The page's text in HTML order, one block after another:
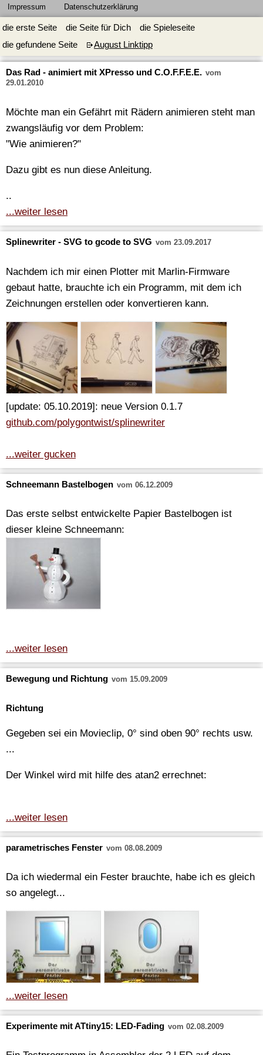
Impressum Datenschutzerklärung
die erste Seite die Seite für Dich
die Spieleseite
die gefundene Seite
August Linktipp
Das Rad - animiert mit XPresso und C.O.F.F.E.E. vom
29.01.2010
Möchte man ein Gefährt mit Rädern animieren steht man
zwangsläufig vor dem Problem:
"Wie animieren?"
Dazu gibt es nun diese Anleitung.
..
...weiter lesen
Splinewriter - SVG to gcode to SVG vom 23.09.2017
Nachdem ich mir einen Plotter mit Marlin-Firmware
gebaut hatte, brauchte ich ein Programm, mit dem ich
Zeichnungen erstellen oder konvertieren kann.
[update: 05.10.2019]: neue Version 0.1.7
github.com/polygontwist/splinewriter
...weiter gucken
Schneemann Bastelbogen vom 06.12.2009
Das erste selbst entwickelte Papier Bastelbogen ist
dieser kleine Schneemann:
...weiter lesen
Bewegung und Richtung vom 15.09.2009
Richtung
Gegeben sei ein Movieclip, 0° sind oben 90° rechts usw.
...
Der Winkel wird mit hilfe des atan2 errechnet:
...weiter lesen
parametrisches Fenster vom 08.08.2009
Da ich wiedermal ein Fester brauchte, habe ich es gleich
so angelegt...
...weiter lesen
Experimente mit ATtiny15: LED-Fading vom 02.08.2009